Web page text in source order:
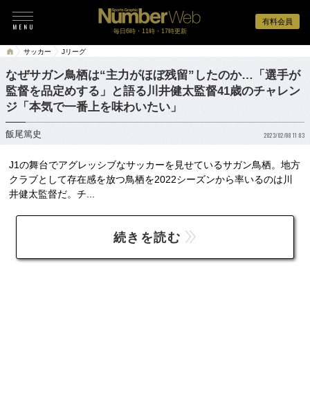
有料会員
毎日6時・11時・17時更新
サッカー Jリーグ
なぜサガン鳥栖は“主力がほぼ残留”したのか…「選手が
監督を品定めする」と語る川井健太監督41歳のチャレン
ジ「本気で一番上を味わいたい」
飯尾篤史 2023/02/08 11:03
J1の舞台でアグレッシブなサッカーを見せているサガン鳥栖。地方
クラブとして存在感を放つ鳥栖を2022シーズンから率いるのは川
井健太監督だ。チ...
続きを読む